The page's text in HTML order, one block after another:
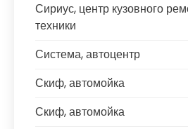
Сириус, центр кузовного
техники
Система, автоцентр
Скиф, автомойка
Скиф, автомойка